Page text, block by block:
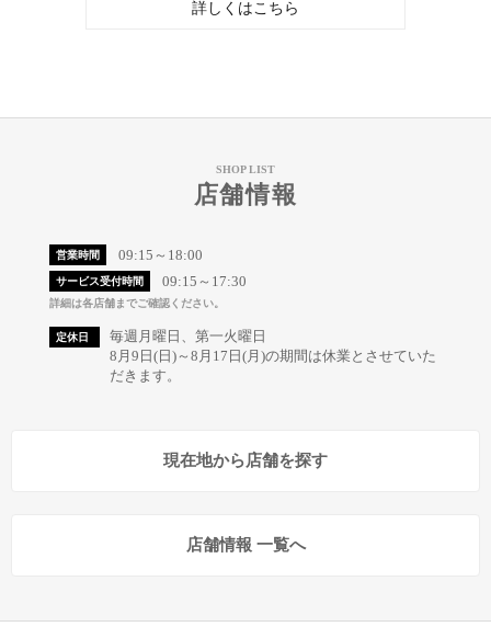
詳しくはこちら
SHOP LIST
店舗情報
営業時間 09:15～18:00
サービス受付時間 09:15～17:30
詳細は各店舗までご確認ください。
定休日
毎週月曜日、第一火曜日
8月9日(日)～8月17日(月)の期間は休業とさせていた
だきます。
現在地から店舗を探す
店舗情報 一覧へ